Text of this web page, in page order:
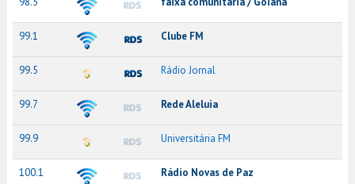
99.1 Clube FM
99.5 Rádio Jornal
99.7 Rede Aleluia
99.9 Universitária FM
100.1 Rádio Novas de Paz